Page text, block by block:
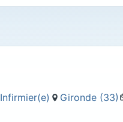
Infirmier(e) Gironde (33)